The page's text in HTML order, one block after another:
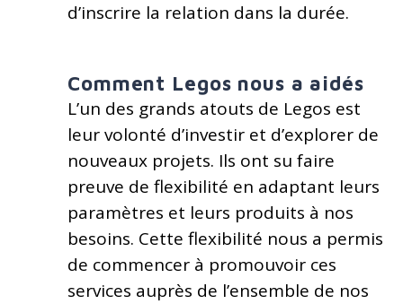
d’inscrire la relation dans la durée.
Comment Legos nous a aidés
L’un des grands atouts de Legos est
leur volonté d’investir et d’explorer de
nouveaux projets. Ils ont su faire
preuve de flexibilité en adaptant leurs
paramètres et leurs produits à nos
besoins. Cette flexibilité nous a permis
de commencer à promouvoir ces
services auprès de l’ensemble de nos